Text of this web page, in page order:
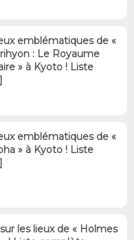
emblématiques de «
: Le Royaume
» à Kyoto ! Liste
emblématiques de «
» à Kyoto ! Liste
les lieux de « Holmes